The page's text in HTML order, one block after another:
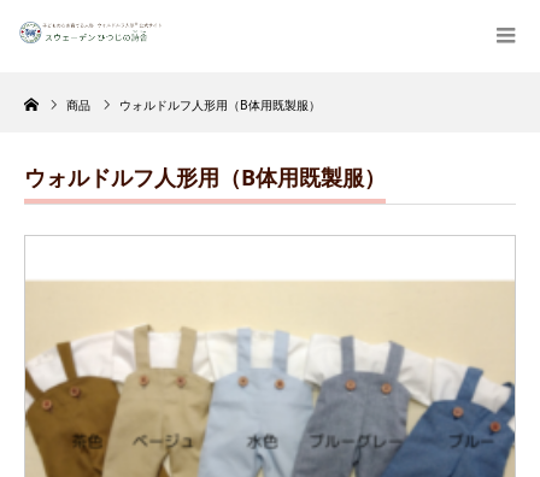
Home 商品 ウォルドルフ人形用（B体用既製服）
ウォルドルフ人形用（B体用既製服）